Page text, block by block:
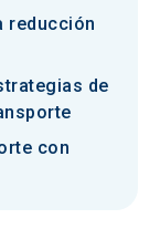
reducción
de
con